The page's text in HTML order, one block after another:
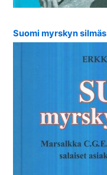
Suomi myrskyn